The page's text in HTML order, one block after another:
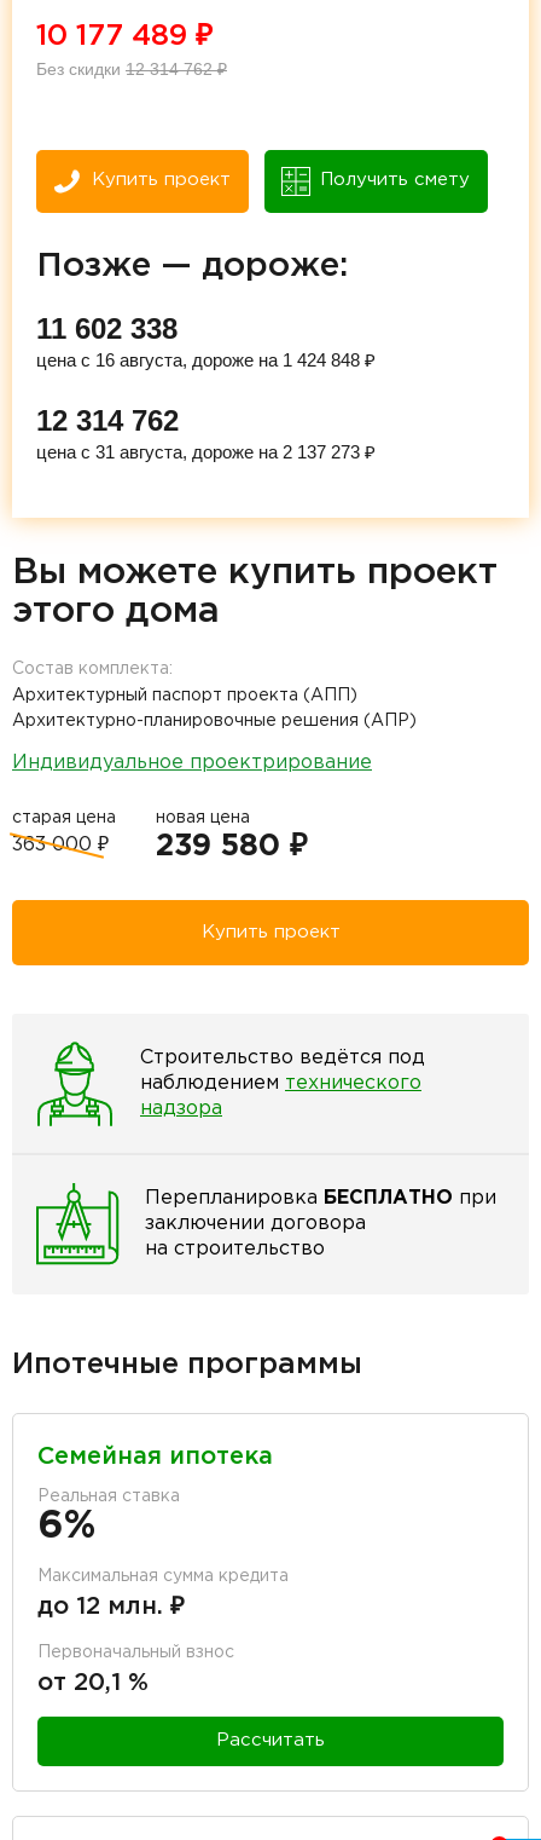
10 177 489 ₽
Без скидки 12 314 762₽
Купить проект Получить смету
Позже — дороже:
11 602 338
цена с 16 августа, дороже на 1 424 848 ₽
12 314 762
цена с 31 августа, дороже на 2 137 273 ₽
Вы можете купить проект
этого дома
Состав комплекта:
Архитектурный паспорт проекта (АПП)
Архитектурно-планировочные решения (АПР)
Индивидуальное проектрирование
старая цена
363 000 ₽
новая цена
239 580 ₽
Купить проект
Строительство ведётся под
наблюдением технического
надзора
Перепланировка БЕСПЛАТНО при
заключении договора
на строительство
Ипотечные программы
Семейная ипотека
Реальная ставка
6%
Максимальная сумма кредита
до 12 млн. ₽
Первоначальный взнос
от 20,1 %
Рассчитать